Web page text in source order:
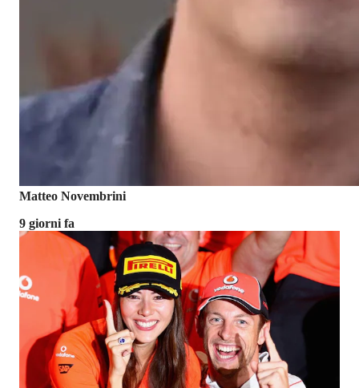
Matteo Novembrini
9 giorni fa